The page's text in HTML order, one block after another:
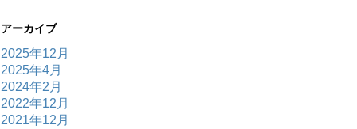
アーカイブ
2025年12月
2025年4月
2024年2月
2022年12月
2021年12月